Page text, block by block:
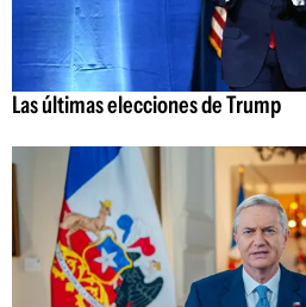
Las últimas elecciones de Trump